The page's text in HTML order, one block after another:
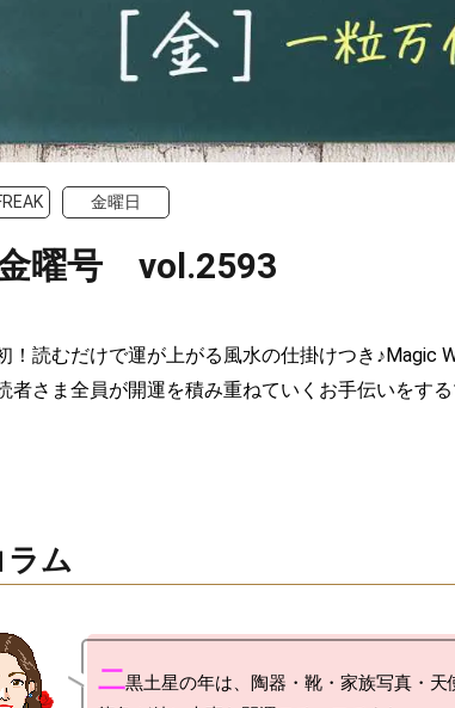
金曜日
金曜号 vol.2593
！読むだけで運が上がる風水の仕掛けつき♪Magic
者さま全員が開運を積み重ねていくお手伝いをする
ラム
二黒土星の年は、陶器・靴・家族写真・天